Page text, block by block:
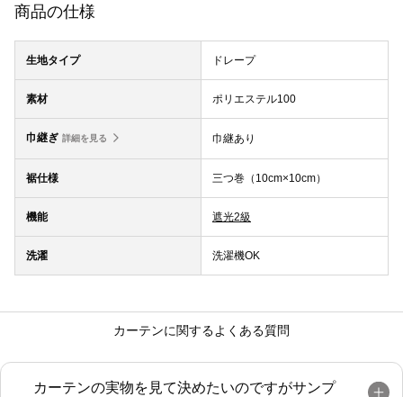
商品の仕様
生地タイプ ドレープ
素材 ポリエステル100
巾継ぎ 詳細を見る 巾継あり
裾仕様 三つ巻（10cm×10cm）
機能 遮光2級
洗濯 洗濯機OK
カーテンに関するよくある質問
カーテンの実物を見て決めたいのですがサンプ